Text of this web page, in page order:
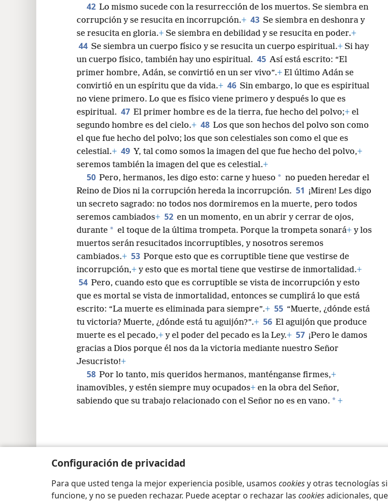
Configuración de privacidad
Para que usted tenga la mejor experiencia posible, usamos cookiesy otras tecnologías
funcione, y no se pueden rechazar. Puede aceptar o rechazar las cookiesadicionales,
42 Lo mismo sucede con la resurrección de los muertos. Se siembra en
corrupción y se resucita en incorrupción.+ 43 Se siembra en deshonra y
se resucita en gloria.+ Se siembra en debilidad y se resucita en poder.+
44 Se siembra un cuerpo físico y se resucita un cuerpo espiritual.+ Si hay
un cuerpo físico, también hay uno espiritual. 45 Así está escrito: “El
primer hombre, Adán, se convirtió en un ser vivo”.+ El último Adán se
convirtió en un espíritu que da vida.+ 46 Sin embargo, lo que es espiritual
no viene primero. Lo que es físico viene primero y después lo que es
espiritual. 47 El primer hombre es de la tierra, fue hecho del polvo;+ el
segundo hombre es del cielo.+ 48 Los que son hechos del polvo son como
el que fue hecho del polvo; los que son celestiales son como el que es
celestial.+ 49 Y, tal como somos la imagen del que fue hecho del polvo,+
seremos también la imagen del que es celestial.+
50 Pero, hermanos, les digo esto: carne y hueso * no pueden heredar el
Reino de Dios ni la corrupción hereda la incorrupción. 51 ¡Miren! Les digo
un secreto sagrado: no todos nos dormiremos en la muerte, pero todos
seremos cambiados+ 52 en un momento, en un abrir y cerrar de ojos,
durante * el toque de la última trompeta. Porque la trompeta sonará+ y los
muertos serán resucitados incorruptibles, y nosotros seremos
cambiados.+ 53 Porque esto que es corruptible tiene que vestirse de
incorrupción,+ y esto que es mortal tiene que vestirse de inmortalidad.+
54 Pero, cuando esto que es corruptible se vista de incorrupción y esto
que es mortal se vista de inmortalidad, entonces se cumplirá lo que está
escrito: “La muerte es eliminada para siempre”.+ 55 “Muerte, ¿dónde está
tu victoria? Muerte, ¿dónde está tu aguijón?”.+ 56 El aguijón que produce
muerte es el pecado,+ y el poder del pecado es la Ley.+ 57 ¡Pero le damos
gracias a Dios porque él nos da la victoria mediante nuestro Señor
Jesucristo!+
58 Por lo tanto, mis queridos hermanos, manténganse firmes,+
inamovibles, y estén siempre muy ocupados+ en la obra del Señor,
sabiendo que su trabajo relacionado con el Señor no es en vano. * +